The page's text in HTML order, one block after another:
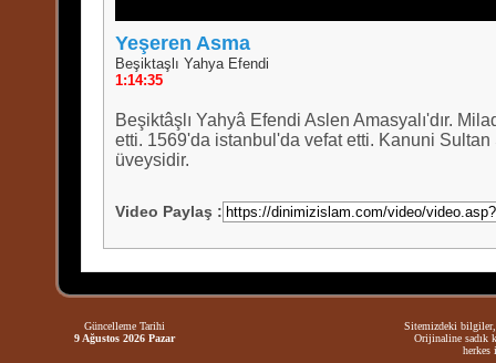
Yeşeren Asma
Beşiktaşlı Yahya Efendi
1:14:35
Beşiktâşlı Yahyâ Efendi Aslen Amasyalı'dır.
etti. 1569'da istanbul'da vefat etti. Kanuni
üveysidir.
Video Paylaş :
Güncelleme Tarihi
9 Ağustos 2026 Pazar
Sitemizdeki bilgiler,
Orijinaline sadık
herkes